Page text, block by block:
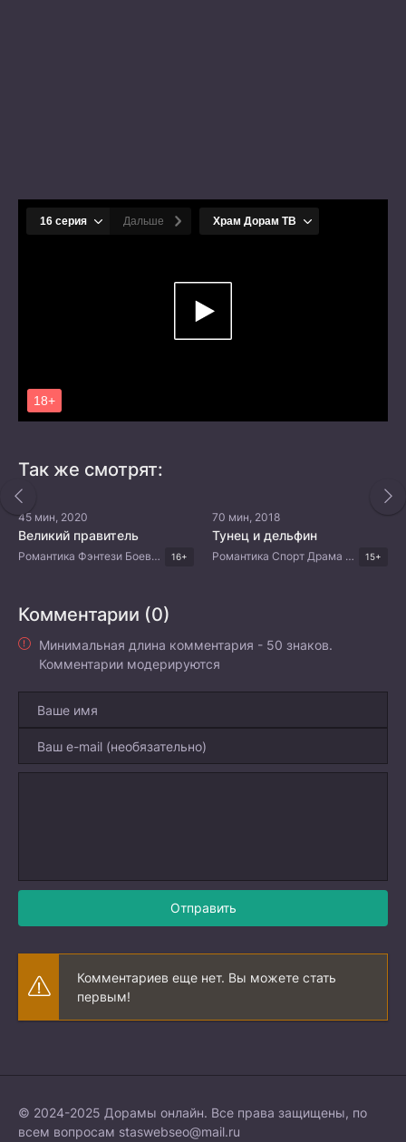
Так же смотрят:
45 мин, 2020
Великий правитель
Романтика Фэнтези Боевые искусства Китайские дорамы 16+
70 мин, 2018
Тунец и дельфин
Романтика Спорт Драма Корейские дорамы 15+
Комментарии (0)
Минимальная длина комментария - 50 знаков.
Комментарии модерируются
Отправить
Комментариев еще нет. Вы можете стать
первым!
© 2024-2025 Дорамы онлайн. Все права защищены, по
всем вопросам staswebseo@mail.ru